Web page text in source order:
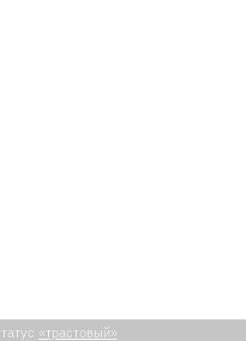
«трастовый»